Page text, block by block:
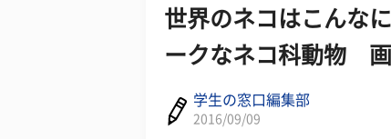
世界のネコはこんな
ークなネコ科動物
学生の窓口編集部
2016/09/09